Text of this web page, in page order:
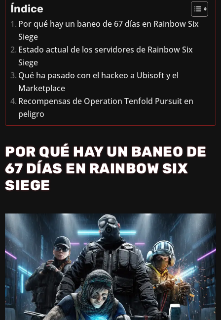
Índice
Por qué hay un baneo de 67 días en Rainbow Six
Siege
Estado actual de los servidores de Rainbow Six
Siege
Qué ha pasado con el hackeo a Ubisoft y el
Marketplace
Recompensas de Operation Tenfold Pursuit en
peligro
POR QUÉ HAY UN BANEO DE
67 DÍAS EN RAINBOW SIX
SIEGE